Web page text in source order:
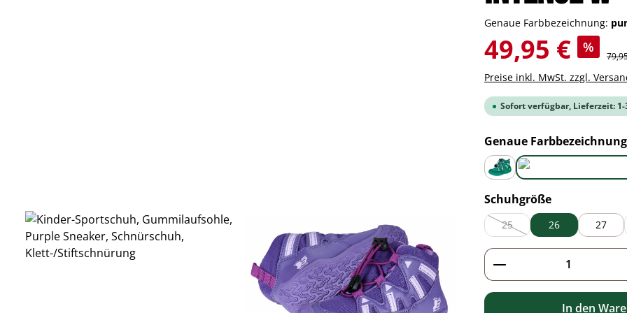
Genaue Farbbezeichnung:
Verkaufspreis:
49,95 € %
Preise inkl. MwSt. zzgl.
Sofort verfügbar, Lieferzeit: 1-
Genaue Farbbezeichnung
green
Schuhgrößeauswählen
25
(Diese Option ist zurzeit nicht
26 27
Produkt Anzahl:
In den